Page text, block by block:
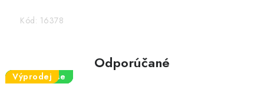
Kód: 16378
Odporúčané
Neue Klasse
Neue Klasse
Neue Klasse
Neue Klasse
Neue Klasse
Neue Klasse
Výprodej